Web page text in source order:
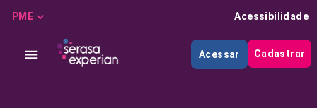
PME Acessibilidade
Acessar Cadastrar